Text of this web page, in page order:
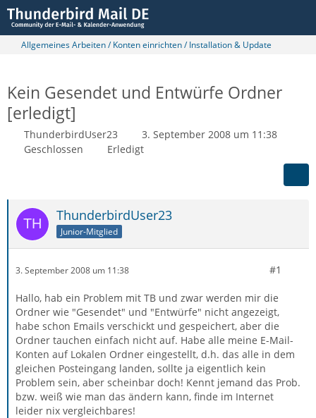
Allgemeines Arbeiten / Konten einrichten / Installation & Update
Kein Gesendet und Entwürfe Ordner
[erledigt]
ThunderbirdUser23
3. September 2008 um 11:38
Geschlossen
Erledigt
ThunderbirdUser23
Junior-Mitglied
3. September 2008 um 11:38 #1
Hallo, hab ein Problem mit TB und zwar werden mir die
Ordner wie "Gesendet" und "Entwürfe" nicht angezeigt,
habe schon Emails verschickt und gespeichert, aber die
Ordner tauchen einfach nicht auf. Habe alle meine E-Mail-
Konten auf Lokalen Ordner eingestellt, d.h. das alle in dem
gleichen Posteingang landen, sollte ja eigentlich kein
Problem sein, aber scheinbar doch! Kennt jemand das Prob.
bzw. weiß wie man das ändern kann, finde im Internet
leider nix vergleichbares!